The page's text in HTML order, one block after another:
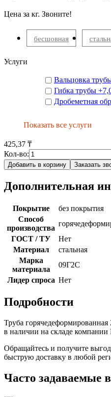
Цена за кг. Звоните!
бесшовная
Услуги
Вальцовка
Гибка трубы +
Дробеметная
Показать все услуги
425,37 ₸
Кол-во:
Добавить в корзину Заказать
Дополнительная
Покрытие
без покрытия
Способ
производства
ГОСТ / ТУ
Нет
Материал
стальная
Марка
материала
09Г2С
Лидер спроса Нет
Подробности
Труба
в наличии на складе компании
Обращайтесь и получите
быструю доставку в любой
Часто задаваемые